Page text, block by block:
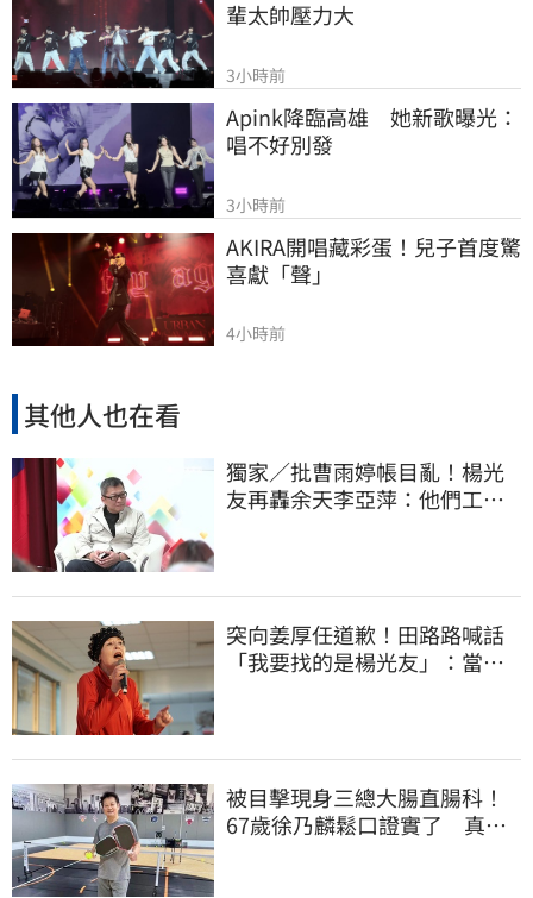
輩太帥壓力大
3小時前
Apink降臨高雄　她新歌曝光：
唱不好別發
3小時前
AKIRA開唱藏彩蛋！兒子首度驚
喜獻「聲」
4小時前
其他人也在看
獨家／批曹雨婷帳目亂！楊光
友再轟余天李亞萍：他們工會
突向姜厚任道歉！田路路喊話
「我要找的是楊光友」：當時
被目擊現身三總大腸直腸科！
67歲徐乃麟鬆口證實了 真實